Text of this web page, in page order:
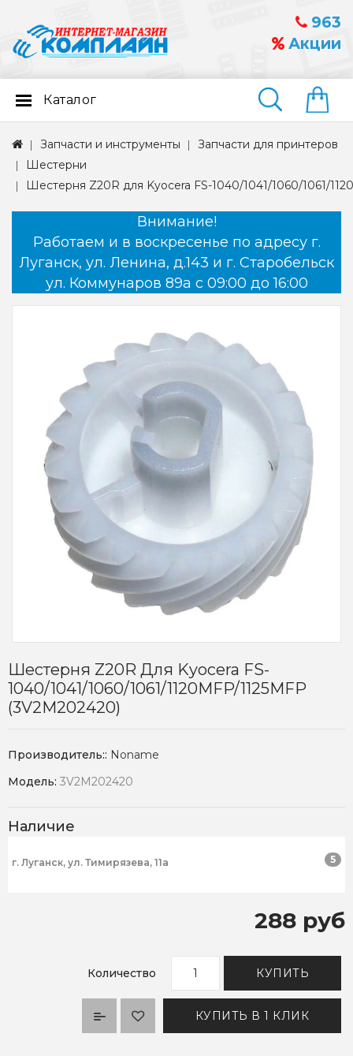
963
Акции
Найти
Каталог
Запчасти и инструменты
Запчасти для принтеров
Шестерни
Шестерня Z20R для Kyocera FS-1040/1041/1060/1061/
Внимание!
Работаем и в воскресенье по адресу г.
Луганск, ул. Ленина, д.143 и г. Старобельск
ул. Коммунаров 89а с 09:00 до 16:00
Шестерня Z20R Для Kyocera FS-
1040/1041/1060/1061/1120MFP/1125MFP
(3V2M202420)
Производитель:: Noname
Модель: 3V2M202420
Наличие
г. Луганск, ул. Тимирязева, 11а 5
288 руб
Количество КУПИТЬ
КУПИТЬ В 1 КЛИК